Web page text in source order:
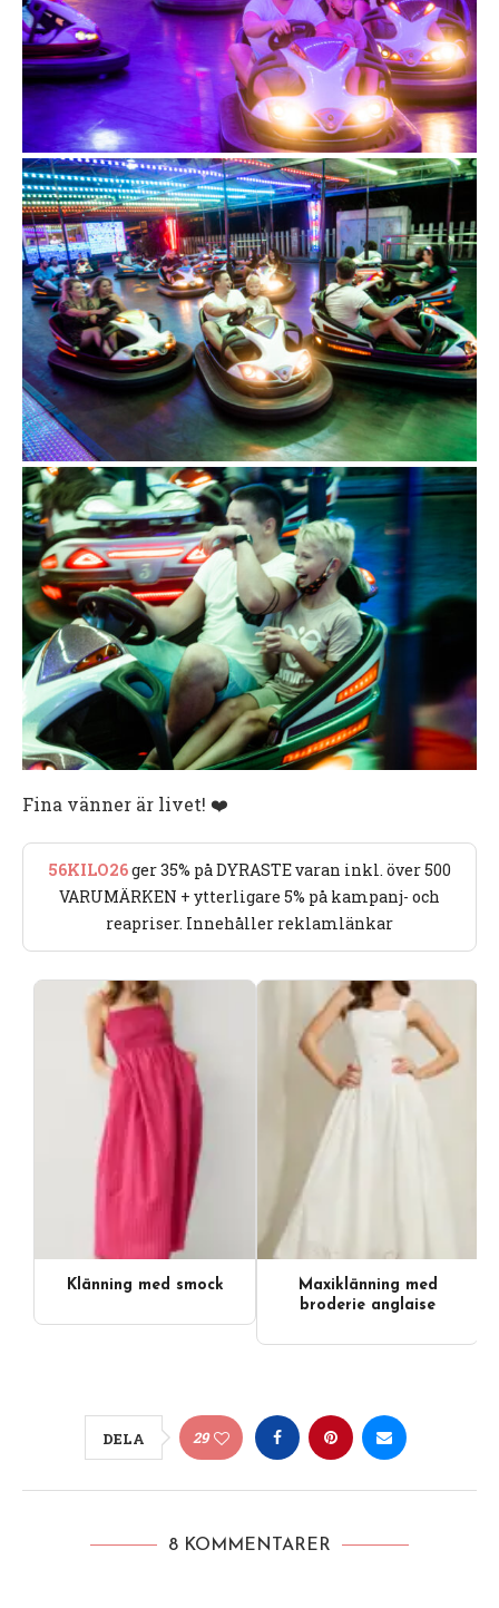
Fina vänner är livet! ❤️
56KILO26ger 35% på DYRASTE varan inkl. över 500
VARUMÄRKEN + ytterligare 5% på kampanj- och
reapriser. Innehåller reklamlänkar
Klänning med smock
Maxiklänning med
broderie anglaise
DELA 29
8 KOMMENTARER